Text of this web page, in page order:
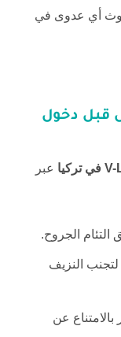
أي عدوى في
قبل دخول
عبر
التئام الجروح.
النزيف
عن